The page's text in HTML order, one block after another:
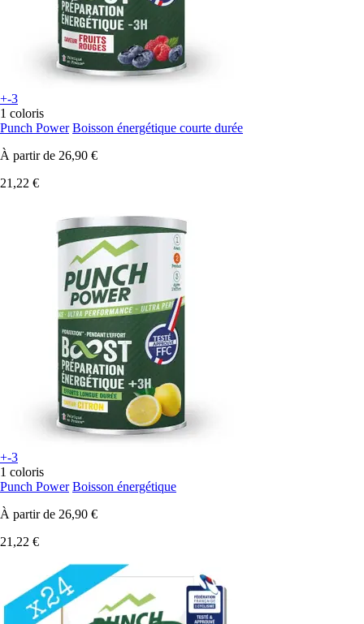
+-3
1 coloris
Punch Power Boisson énergétique courte durée
À partir de 26,90 €
21,22 €
+-3
1 coloris
Punch Power Boisson énergétique
À partir de 26,90 €
21,22 €